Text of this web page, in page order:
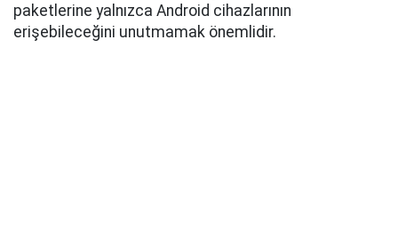
paketlerine yalnızca Android cihazlarının
erişebileceğini unutmamak önemlidir.